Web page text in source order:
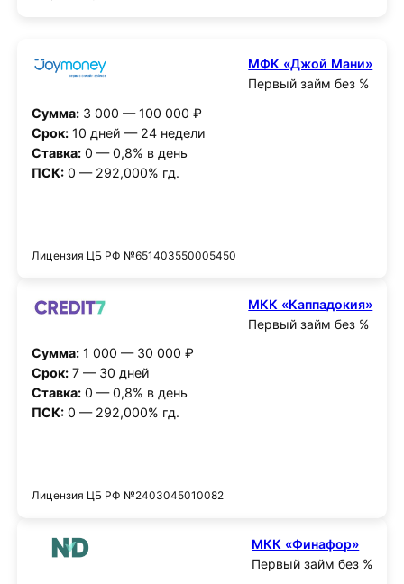
МФК «Джой Мани»
Первый займ без %
Сумма:3 000 — 100 000 ₽
Срок:10 дней — 24 недели
Ставка:0 — 0,8% в день
ПСК:0 — 292,000% гд.
Лицензия ЦБ РФ №651403550005450
МКК «Каппадокия»
Первый займ без %
Сумма:1 000 — 30 000 ₽
Срок:7 — 30 дней
Ставка:0 — 0,8% в день
ПСК:0 — 292,000% гд.
Лицензия ЦБ РФ №2403045010082
МКК «Финафор»
Первый займ без %